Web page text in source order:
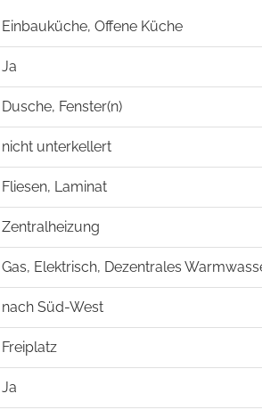
Einbauküche, Offene Küche
Ja
Dusche, Fenster(n)
nicht unterkellert
Fliesen, Laminat
Zentralheizung
Gas, Elektrisch, Dezentrales
nach Süd-West
Freiplatz
Ja